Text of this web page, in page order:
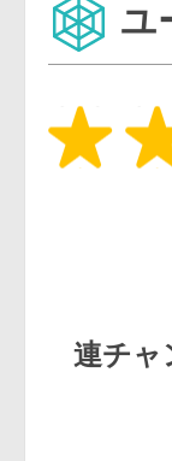
ユ
連チャ